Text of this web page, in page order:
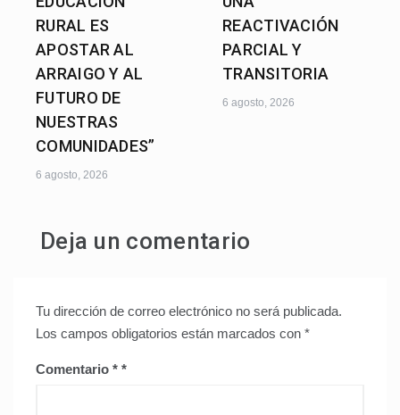
RURAL ES
APOSTAR AL
ARRAIGO Y AL
FUTURO DE
NUESTRAS
COMUNIDADES”
6 agosto, 2026
REACTIVACIÓN
PARCIAL Y
TRANSITORIA
6 agosto, 2026
Deja un comentario
Tu dirección de correo electrónico no será publicada.
Los campos obligatorios están marcados con *
Comentario *